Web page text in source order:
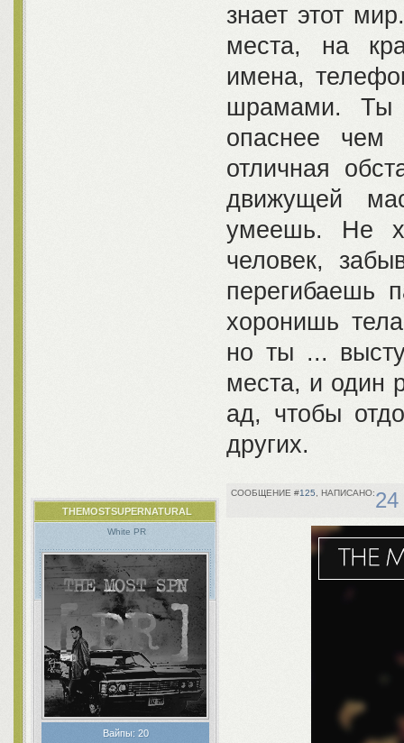
знает этот
места, на
имена,
шрамами. Ты
опаснее чем
отличная
движущей
умеешь. Не
человек,
перегибаешь
хоронишь
но ты ...
места, и один
ад, чтобы
других.
125
THEMOSTSUPERNATURAL
White PR
Вайпы:20